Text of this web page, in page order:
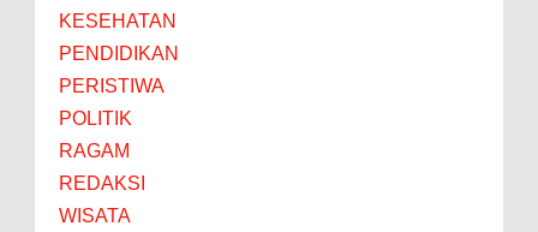
KESEHATAN
PENDIDIKAN
PERISTIWA
POLITIK
RAGAM
REDAKSI
WISATA